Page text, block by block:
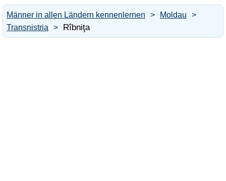
Männer in allen Ländern kennenlernen
Moldau
Transnistria
Rîbniţa